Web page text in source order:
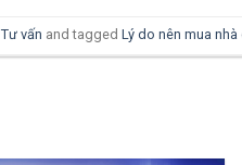
Tư vấn and tagged Lý do nên mua